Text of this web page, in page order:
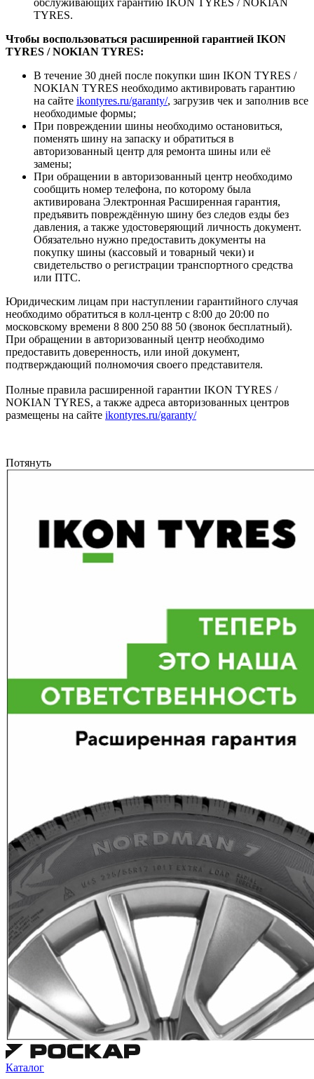
TYRES.
Чтобы воспользоваться расширенной гарантией IKON
TYRES / NOKIAN TYRES:
В течение 30 дней после покупки шин IKON TYRES /
NOKIAN TYRES необходимо активировать гарантию
на сайте ikontyres.ru/garanty/, загрузив чек и заполнив все
необходимые формы;
При повреждении шины необходимо остановиться,
поменять шину на запаску и обратиться в
авторизованный центр для ремонта шины или её
замены;
При обращении в авторизованный центр необходимо
сообщить номер телефона, по которому была
активирована Электронная Расширенная гарантия,
предъявить повреждённую шину без следов езды без
давления, а также удостоверяющий личность документ.
Обязательно нужно предоставить документы на
покупку шины (кассовый и товарный чеки) и
свидетельство о регистрации транспортного средства
или ПТС.
Юридическим лицам при наступлении гарантийного случая
необходимо обратиться в колл-центр с 8:00 до 20:00 по
московскому времени 8 800 250 88 50 (звонок бесплатный).
При обращении в авторизованный центр необходимо
предоставить доверенность, или иной документ,
подтверждающий полномочия своего представителя.
Полные правила расширенной гарантии IKON TYRES /
NOKIAN TYRES, а также адреса авторизованных центров
размещены на сайте ikontyres.ru/garanty/
Потянуть
Каталог